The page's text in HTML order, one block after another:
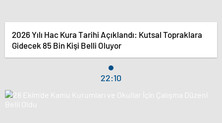
2026 Yılı Hac Kura Tarihi Açıklandı: Kutsal Topraklara
Gidecek 85 Bin Kişi Belli Oluyor
22:10